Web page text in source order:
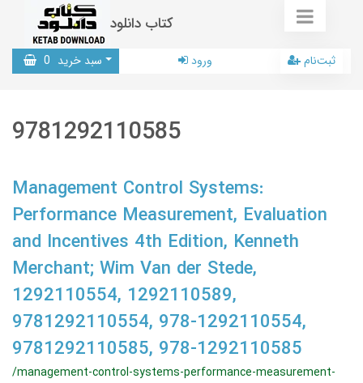
کتاب دانلود
سبد خرید 0 ورود ثبت‌نام
9781292110585
Management Control Systems:
Performance Measurement, Evaluation
and Incentives 4th Edition, Kenneth
Merchant; Wim Van der Stede,
1292110554, 1292110589,
9781292110554, 978-1292110554,
9781292110585, 978-1292110585
/management-control-systems-performance-measurement-